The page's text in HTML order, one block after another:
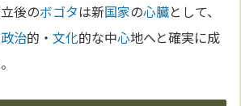
後のボゴタは新国家の心臓として、
政治的・文化的な中心地へと確実に成